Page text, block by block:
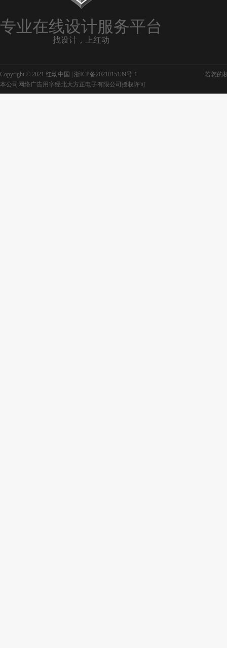
专业在线设计服务平台
找设计，上红动
Copyright © 2021 红动中国 | 浙ICP备2021015139号-1
若您的
本公司网络广告用字经北大方正电子有限公司授权许可